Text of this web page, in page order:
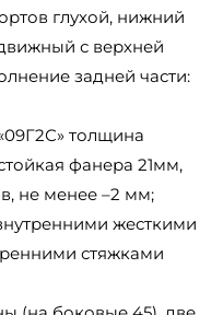
глухой, нижний
с верхней
задней части:
толщина
фанера 21мм,
не менее –2 мм;
жесткими
стяжками